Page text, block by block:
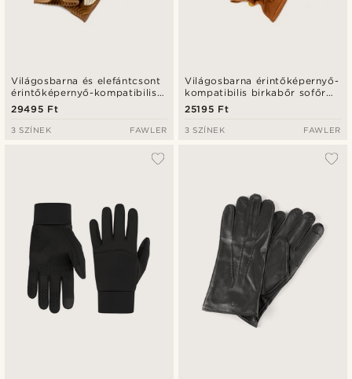
Világosbarna és elefántcsont
érintőképernyő-kompatibilis
birkabőr sofőr kesztyű
29495 Ft
3 SZÍNEK FAWLER
Világosbarna érintőképernyő-
kompatibilis birkabőr sofőr
kesztyű
25195 Ft
3 SZÍNEK FAWLER